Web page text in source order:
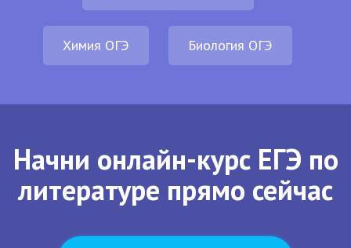
Химия ОГЭ Биология ОГЭ
Начни онлайн-курс ЕГЭ по
литературе прямо сейчас